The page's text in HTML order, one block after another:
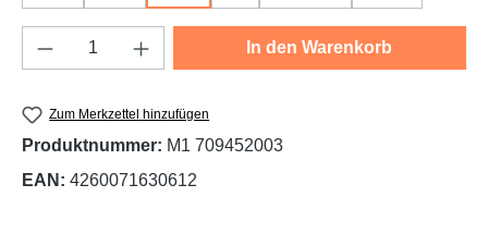
Produkt Anzahl: Gib den gewünschten
In den Warenkorb
Zum Merkzettel hinzufügen
Produktnummer: M1 709452003
EAN: 4260071630612